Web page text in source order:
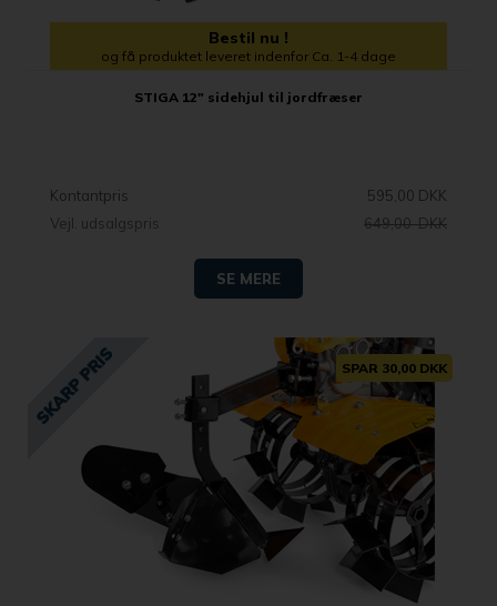
Bestil nu !
og få produktet leveret indenfor Ca. 1-4 dage
STIGA 12" sidehjul til jordfræser
Kontantpris
595,00 DKK
Vejl. udsalgspris
649,00 DKK
SE MERE
SPAR 30,00 DKK